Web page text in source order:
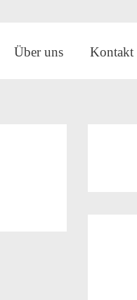
Über uns Kontakt